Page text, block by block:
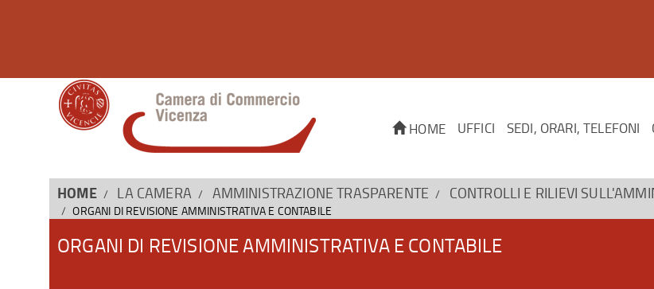
HOME UFFICI SEDI, ORARI, TELEFONI
HOME LA CAMERA AMMINISTRAZIONE TRASPARENTE CONTROLLI E RILIEVI
ORGANI DI REVISIONE AMMINISTRATIVA E CONTABILE
ORGANI DI REVISIONE AMMINISTRATIVA E CONTABILE